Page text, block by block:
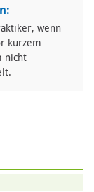
wenn
kurzem
nicht